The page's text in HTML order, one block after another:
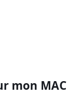
mon MAC